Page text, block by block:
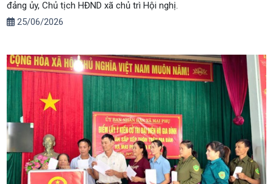
đảng ủy, Chủ tịch HĐND xã chủ trì Hội nghị.
25/06/2026